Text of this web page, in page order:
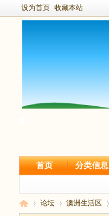
设为首页 收藏本站
首页 分类信息
论坛 澳洲生活区